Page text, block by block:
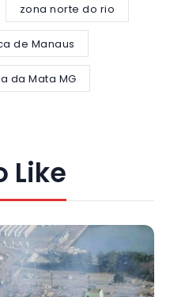
zona norte do rio
de Manaus
da Mata MG
Like